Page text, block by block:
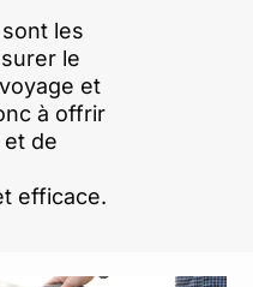
les
le
et
à offrir
de
efficace.